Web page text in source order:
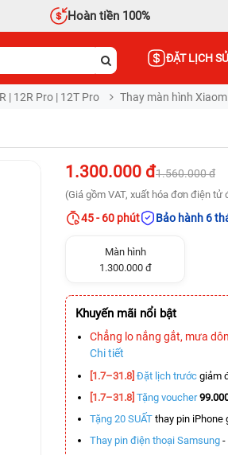
Hoàn tiền 100%
ĐẶT LỊCH
| 12R Pro | 12T Pro Thay màn hình
1.300.000 đ1.560.000 đ
(Giá gồm VAT, xuất hóa đơn điện tử
45 - 60 phút Bảo hành 6
Màn hình
1.300.000 đ
Khuyến mãi nổi bật
Chẳng lo nắng gắt, mưa
Chi tiết
[1.7–31.8] Đặt lịch trước giảm
[1.7–31.8] Tặng voucher
Tặng 20 SUẤT thay pin iPhone
Thay pin điện thoại Samsung -